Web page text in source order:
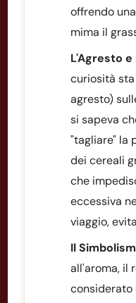
offrendo
mima il
L'Agresto
curiosità
agresto)
si sapeva
"tagliare" la
dei cereali
che
eccessiva
viaggio,
Il
all'aroma, il
considerato